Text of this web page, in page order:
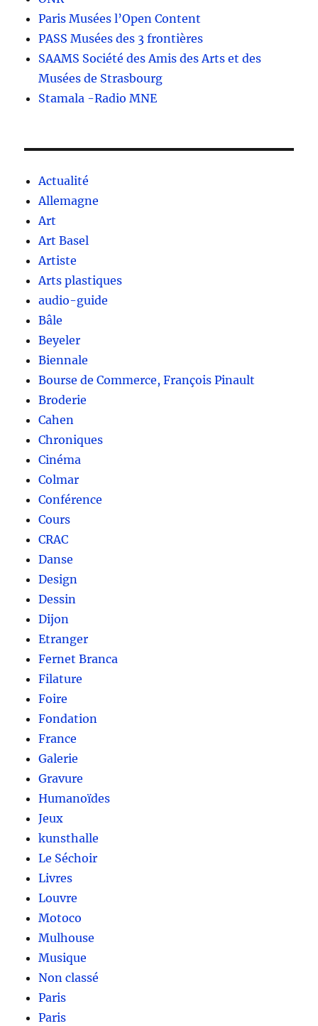
Paris Musées l’Open Content
PASS Musées des 3 frontières
SAAMS Société des Amis des Arts et des
Musées de Strasbourg
Stamala -Radio MNE
Actualité
Allemagne
Art
Art Basel
Artiste
Arts plastiques
audio-guide
Bâle
Beyeler
Biennale
Bourse de Commerce, François Pinault
Broderie
Cahen
Chroniques
Cinéma
Colmar
Conférence
Cours
CRAC
Danse
Design
Dessin
Dijon
Etranger
Fernet Branca
Filature
Foire
Fondation
France
Galerie
Gravure
Humanoïdes
Jeux
kunsthalle
Le Séchoir
Livres
Louvre
Motoco
Mulhouse
Musique
Non classé
Paris
Paris